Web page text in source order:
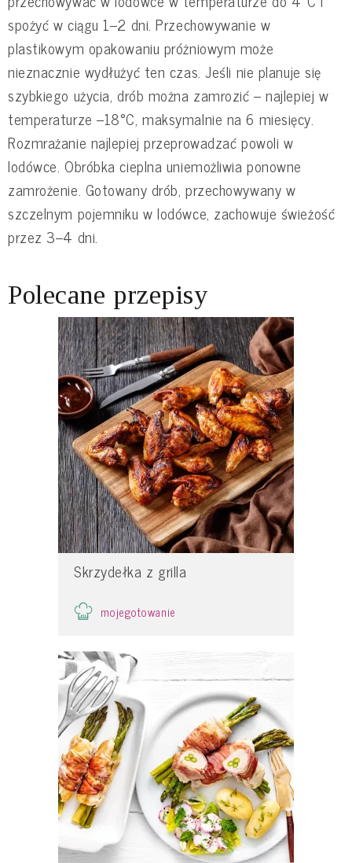
spożyć w ciągu 1–2 dni. Przechowywanie w
plastikowym opakowaniu próżniowym może
nieznacznie wydłużyć ten czas. Jeśli nie planuje się
szybkiego użycia, drób można zamrozić – najlepiej w
temperaturze –18°C, maksymalnie na 6 miesięcy.
Rozmrażanie najlepiej przeprowadzać powoli w
lodówce. Obróbka cieplna uniemożliwia ponowne
zamrożenie. Gotowany drób, przechowywany w
szczelnym pojemniku w lodówce, zachowuje świeżość
przez 3–4 dni.
Polecane przepisy
Skrzydełka z grilla
mojegotowanie